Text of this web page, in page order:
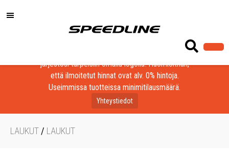
Löydä laadukkaat tuotteet yrityksesi, seurasi tai
järjestösi tarpeisiin omalla logolla! Huomioithan,
että ilmoitetut hinnat ovat alv. 0% hintoja.
Useimmissa tuotteissa minimitilausmäärä.
Yhteystiedot
LAUKUT / LAUKUT